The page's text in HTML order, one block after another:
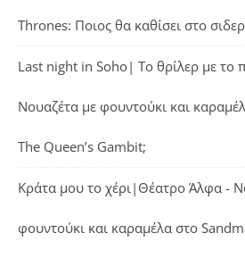
Thrones: Ποιος θα καθίσει στο
Last night in Soho| Το θρίλερ με το
Νουαζέτα με φουντούκι και
The Queen’s Gambit;
Κράτα μου το χέρι|Θέατρο Άλφα -
φουντούκι και καραμέλα στο